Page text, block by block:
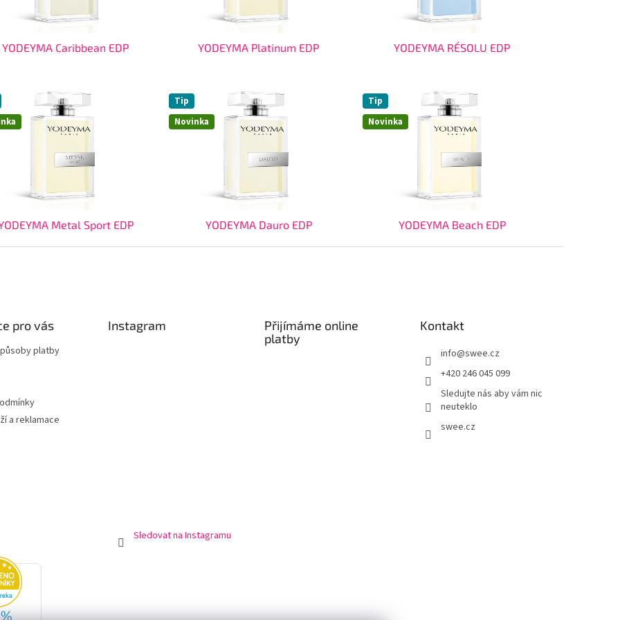
YODEYMA Caribbean EDP YODEYMA Platinum EDP YODEYMA RÉSOLU EDP
Metal Sport EDP
Novinka
Tip
YODEYMA Dauro EDP
Novinka
Tip
YODEYMA Beach EDP
pro vás
platby
a reklamace
Instagram
Sledovat na Instagramu
Přijímáme online
platby
Kontakt
info@swee.cz
+420 246 045 099
Sledujte nás aby vám nic
neuteklo
swee.cz